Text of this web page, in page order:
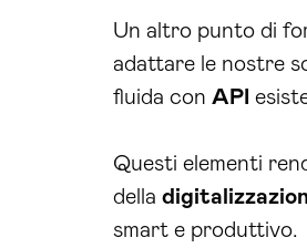
Un altro punto di
adattare le nostre
fluida con API
Questi elementi
della
smart e produttivo.